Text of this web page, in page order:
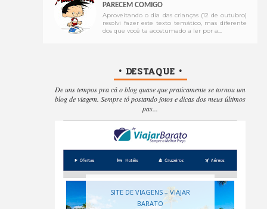
PARECEM COMIGO
Aproveitando o dia das crianças (12 de outubro)
resolvi fazer este texto temático, mas diferente
dos que você ta acostumado a ler por a...
• DESTAQUE •
SITE DE VIAGENS – VIAJAR
BARATO
De uns tempos pra cá o blog quase que praticamente se tornou um
blog de viagem. Sempre tó postando fotos e dicas dos meus últimos
pas...